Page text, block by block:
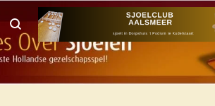
direct
naar
de
hoofdinhoud